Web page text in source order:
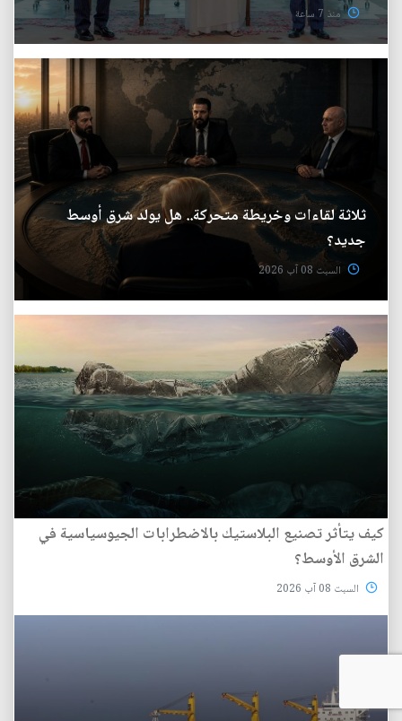
منذ 7 ساعة
ثلاثة لقاءات وخريطة متحركة.. هل يولد شرق أوسط
جديد؟
السبت 08 آب 2026
كيف يتأثر تصنيع البلاستيك بالاضطرابات الجيوسياسية في
الشرق الأوسط؟
السبت 08 آب 2026